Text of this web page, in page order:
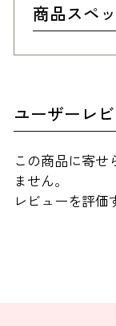
商品スペ
ユーザーレ
この商品に寄せ
ません。
レビューを評価